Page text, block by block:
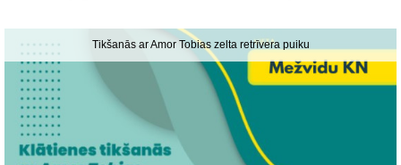
Tikšanās ar Amor Tobias zelta retrīvera puiku